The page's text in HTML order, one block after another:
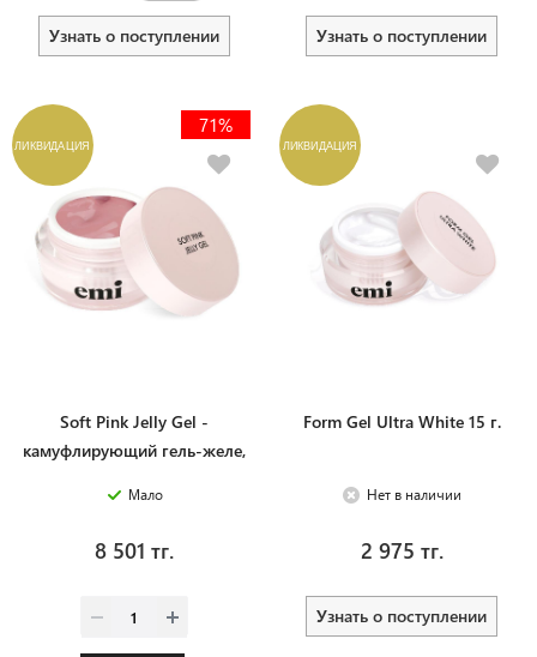
Узнать о поступлении Узнать о поступлении
ЛИКВИДАЦИЯ
71%
Soft Pink Jelly Gel -
камуфлирующий гель-желе,
Мало
8 501 тг.
ЛИКВИДАЦИЯ
Form Gel Ultra White 15 г.
Нет в наличии
2 975 тг.
Узнать о поступлении